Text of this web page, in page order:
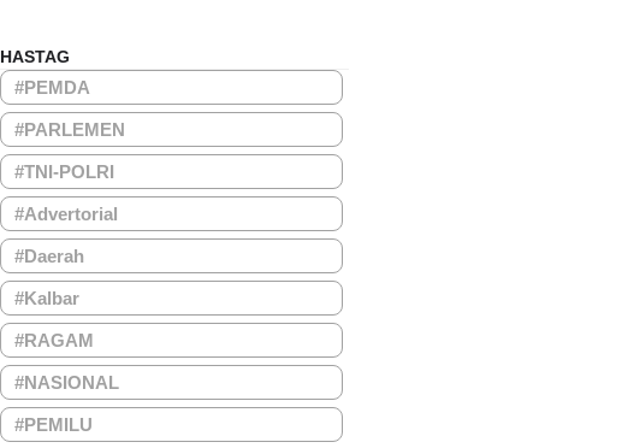
HASTAG
#PEMDA
#PARLEMEN
#TNI-POLRI
#Advertorial
#Daerah
#Kalbar
#RAGAM
#NASIONAL
#PEMILU